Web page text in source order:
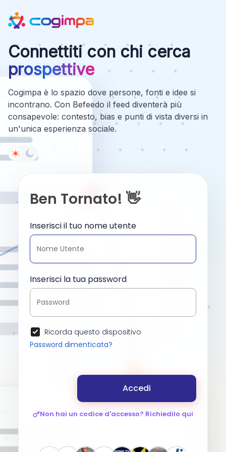
Connettiti con chi cerca
prospettive
Cogimpa è lo spazio dove persone, fonti e idee si
incontrano. Con Befeedo il feed diventerà più
consapevole: contesto, bias e punti di vista diversi in
un'unica esperienza sociale.
Ben Tornato! 👋
Inserisci il tuo nome utente
Inserisci la tua password
Ricorda questo dispositivo
Password dimenticata?
Accedi
Non hai un codice d'accesso? Richiedilo qui